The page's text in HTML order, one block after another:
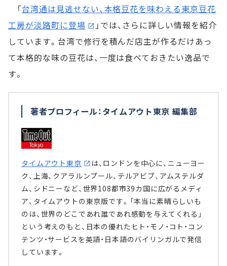
「台湾通は見逃せない、本格豆花を味わえる東京豆花
工房が淡路町に登場
」では、さらに詳しい情報を紹介
しています。台湾で修行を積んだ店主が作るだけあっ
て本格的な味の豆花は、一度は食べておきたい逸品で
す。
著者プロフィール：タイムアウト東京 編集部
タイムアウト東京
は、ロンドンを中心に、ニューヨー
ク、上海、クアラルンプール、テルアビブ、アムステルダ
ム、シドニーなど、世界108都市39カ国に広がるメディ
ア、タイムアウトの東京版です。「本当に素晴らしいも
のは、世界のどこであれ誰であれ感動を与えてくれる」
という考えのもと、日本の優れたヒト・モノ・コト・コン
テンツ・サービスを英語・日本語のバイリンガルで発信
しています。